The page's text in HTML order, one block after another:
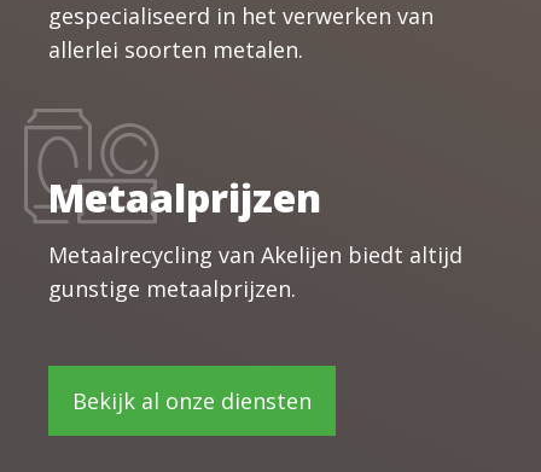
gespecialiseerd in het verwerken van
allerlei soorten metalen.
Metaalprijzen
Metaalrecycling van Akelijen biedt altijd
gunstige metaalprijzen.
Bekijk al onze diensten